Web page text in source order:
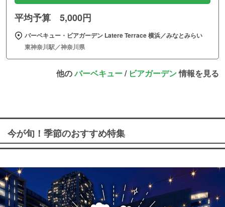
平均予算 5,000円
バーベキュー・ビアガーデン Latere Terrace 横浜／みなとみらい
東神奈川駅／神奈川県
他のバーベキュー/ ビアガーデン情報を見る
今が旬！季節のおすすめ特集